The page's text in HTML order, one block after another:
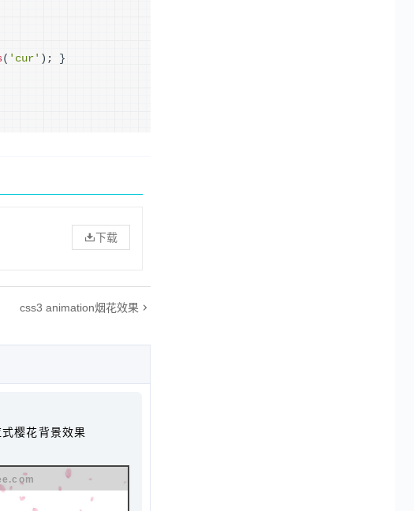
( 'cur' ) ;
}
下载
css3 animation烟花效果
樱花背景效果